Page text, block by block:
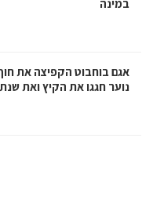
במינה
אגם בוחבוט הקפיצה את
נוער חגגו את הקיץ ואת שנת ה-100 של